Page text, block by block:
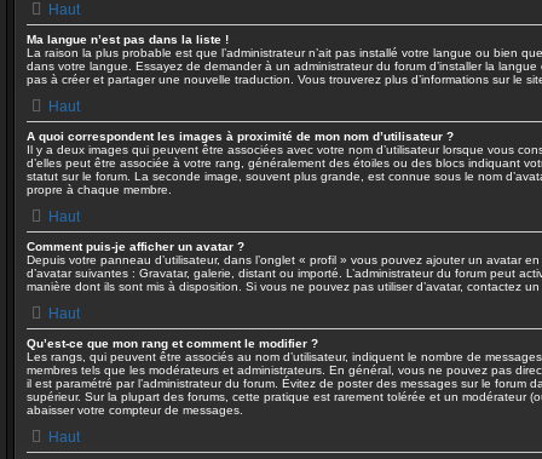
Haut
Ma langue n’est pas dans la liste !
La raison la plus probable est que l’administrateur n’ait pas installé votre langue ou bien
dans votre langue. Essayez de demander à un administrateur du forum d’installer la langue
pas à créer et partager une nouvelle traduction. Vous trouverez plus d’informations sur le
Haut
A quoi correspondent les images à proximité de mon nom d’utilisateur ?
Il y a deux images qui peuvent être associées avec votre nom d’utilisateur lorsque vous
d’elles peut être associée à votre rang, généralement des étoiles ou des blocs indiquant
statut sur le forum. La seconde image, souvent plus grande, est connue sous le nom
propre à chaque membre.
Haut
Comment puis-je afficher un avatar ?
Depuis votre panneau d’utilisateur, dans l’onglet « profil » vous pouvez ajouter un avatar
d’avatar suivantes : Gravatar, galerie, distant ou importé. L’administrateur du forum peut
manière dont ils sont mis à disposition. Si vous ne pouvez pas utiliser d’avatar, contactez
Haut
Qu’est-ce que mon rang et comment le modifier ?
Les rangs, qui peuvent être associés au nom d’utilisateur, indiquent le nombre de
membres tels que les modérateurs et administrateurs. En général, vous ne pouvez pas
il est paramétré par l’administrateur du forum. Évitez de poster des messages sur le forum
supérieur. Sur la plupart des forums, cette pratique est rarement tolérée et un modérateur
abaisser votre compteur de messages.
Haut